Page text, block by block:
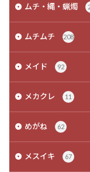
ムチ・縄・蝋燭
ムチムチ 208
メイド 92
メカクレ 11
めがね 62
メスイキ 67